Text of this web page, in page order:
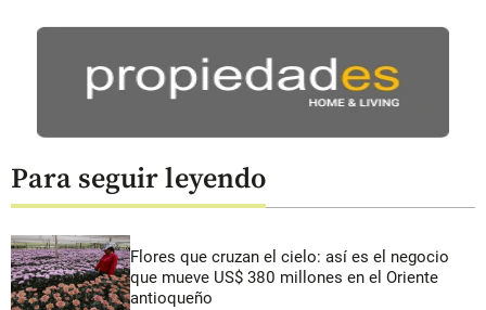
Para seguir leyendo
Flores que cruzan el cielo: así es el negocio
que mueve US$ 380 millones en el Oriente
antioqueño